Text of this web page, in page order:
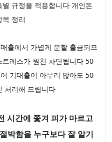
규정을 적용합니다 개인돈
정리
출에서 가볍게 분할 출금되므
레스가 원천 차단됩니다 50
기대출이 아무리 많아도 50
처리해 드립니다
시간에 쫓겨 피가 마르고
박함을 누구보다 잘 알기